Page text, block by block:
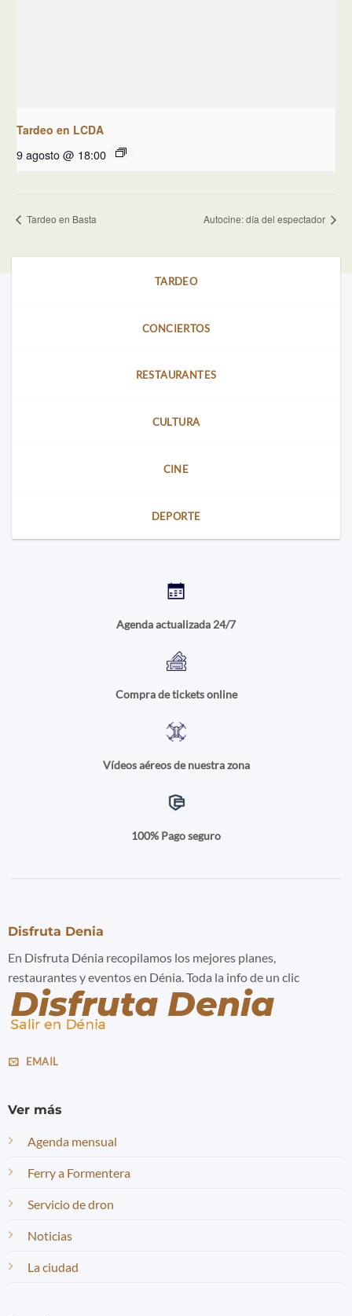
Tardeo en LCDA
9 agosto @ 18:00
Tardeo en Basta Autocine: día del espectador
TARDEO
CONCIERTOS
RESTAURANTES
CULTURA
CINE
DEPORTE
Agenda actualizada 24/7
Compra de tickets online
Vídeos aéreos de nuestra zona
100% Pago seguro
Disfruta Denia
En Disfruta Dénia recopilamos los mejores planes,
restaurantes y eventos en Dénia. Toda la info de un clic
EMAIL
Ver más
Agenda mensual
Ferry a Formentera
Servicio de dron
Noticias
La ciudad